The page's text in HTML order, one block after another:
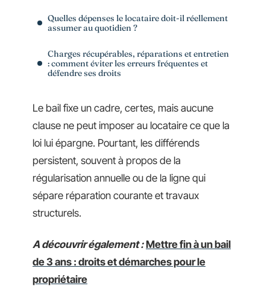
Quelles dépenses le locataire doit-il réellement
assumer au quotidien ?
Charges récupérables, réparations et entretien
: comment éviter les erreurs fréquentes et
défendre ses droits
Le bail fixe un cadre, certes, mais aucune
clause ne peut imposer au locataire ce que la
loi lui épargne. Pourtant, les différends
persistent, souvent à propos de la
régularisation annuelle ou de la ligne qui
sépare réparation courante et travaux
structurels.
A découvrir également : Mettre fin à un bail
de 3 ans : droits et démarches pour le
propriétaire